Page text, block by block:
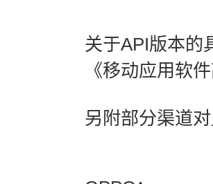
关于API版本的
《移动应用软
另附部分渠道